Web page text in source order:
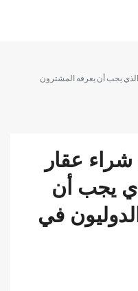
يجب أن يعرفه المشترون
عقار
يجب أن
في